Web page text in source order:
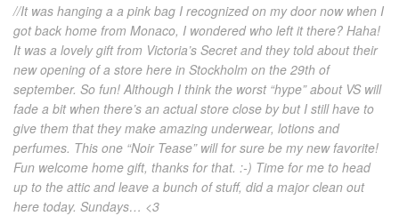
//It was hanging a a pink bag I recognized on my door now when I
got back home from Monaco, I wondered who left it there? Haha!
It was a lovely gift from Victoria’s Secret and they told about their
new opening of a store here in Stockholm on the 29th of
september. So fun! Although I think the worst “hype” about VS will
fade a bit when there’s an actual store close by but I still have to
give them that they make amazing underwear, lotions and
perfumes. This one “Noir Tease” will for sure be my new favorite!
Fun welcome home gift, thanks for that. :-) Time for me to head
up to the attic and leave a bunch of stuff, did a major clean out
here today. Sundays… <3